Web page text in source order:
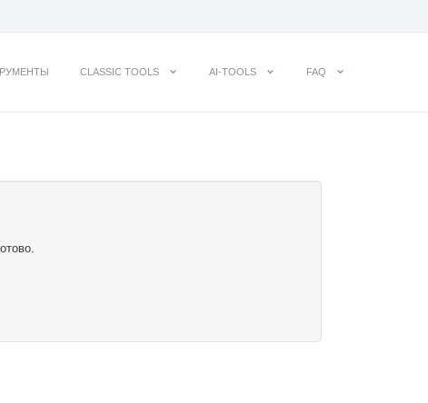
CLASSIC TOOLS AI-TOOLS FAQ